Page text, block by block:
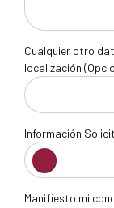
Cualquier otro
localización
Información
Manifiesto mi